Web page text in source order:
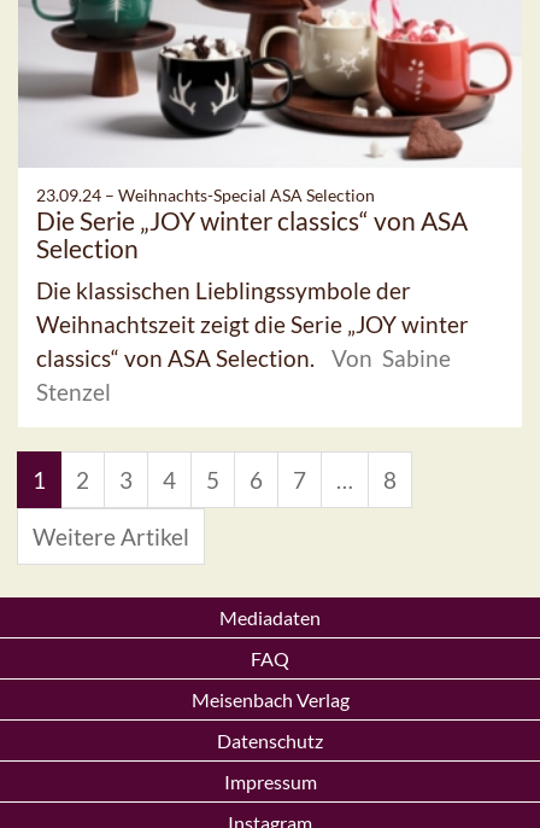
23.09.24 – Weihnachts-Special ASA Selection
Die Serie „JOY winter classics“ von ASA
Selection
Die klassischen Lieblingssymbole der
Weihnachtszeit zeigt die Serie „JOY winter
classics“ von ASA Selection.
Von Sabine
Stenzel
1 2 3 4 5 6 7 … 8
Weitere Artikel
Mediadaten
FAQ
Meisenbach Verlag
Datenschutz
Impressum
Instagram